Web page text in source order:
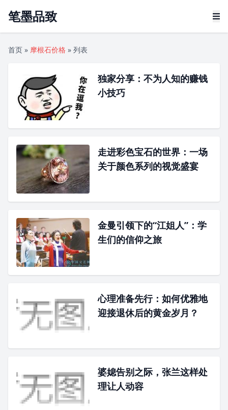
笔墨品致
首页 » 摩根石价格 » 列表
独家分享：不为人知的赚钱
小技巧
走进彩色宝石的世界：一场
关于颜色系列的视觉盛宴
金曼引领下的“江姐人”：学
生们的信仰之旅
心理准备先行：如何优雅地
迎接退休后的黄金岁月？
婆媳告别之际，张兰这样处
理让人动容